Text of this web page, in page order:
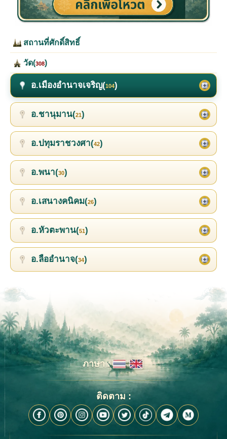
สถานที่ศักดิ์สิทธิ์
วัด(308)
อ.เมืองอำนาจเจริญ(104)
อ.ชานุมาน(21)
อ.ปทุมราชวงศา(42)
อ.พนา(30)
อ.เสนางคนิคม(26)
อ.หัวตะพาน(51)
อ.ลืออำนาจ(34)
ภาษา :
ติดตาม :